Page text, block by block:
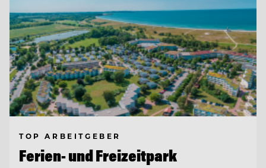
TOP ARBEITGEBER
Ferien- und Freizeitpark